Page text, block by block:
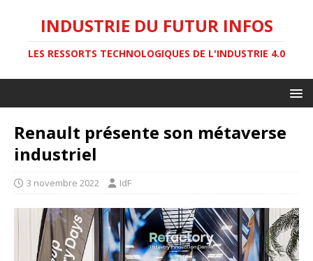
INDUSTRIE DU FUTUR INFOS
LES RESSORTS TECHNOLOGIQUES DE L'INDUSTRIE 4.0
Renault présente son métaverse
industriel
3 novembre 2022 IdF